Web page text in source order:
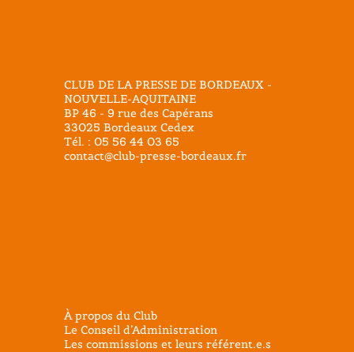
CLUB DE LA PRESSE DE BORDEAUX -
NOUVELLE-AQUITAINE
BP 46 - 9 rue des Capérans
33025 Bordeaux Cedex
Tél. : 05 56 44 03 65
contact@club-presse-bordeaux.fr
À propos du Club
Le Conseil d’Administration
Les commissions et leurs référent.e.s